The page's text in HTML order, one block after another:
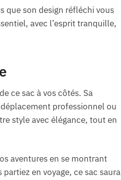
que son design réfléchi vous
avec l’esprit tranquille,
ce sac à vos côtés. Sa
professionnel ou
style avec élégance, tout en
aventures en se montrant
en voyage, ce sac saura